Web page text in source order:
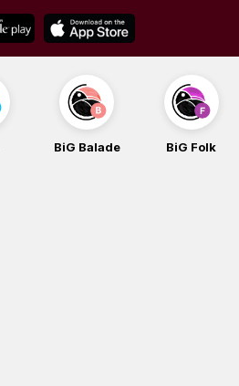
BiG Balade BiG Folk